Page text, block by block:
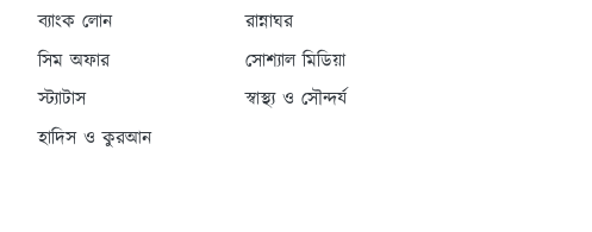
ব্যাংক লোন
রান্নাঘর
সিম অফার
সোশ্যাল মিডিয়া
স্ট্যাটাস
স্বাস্থ্য ও সৌন্দর্য
হাদিস ও কুরআন